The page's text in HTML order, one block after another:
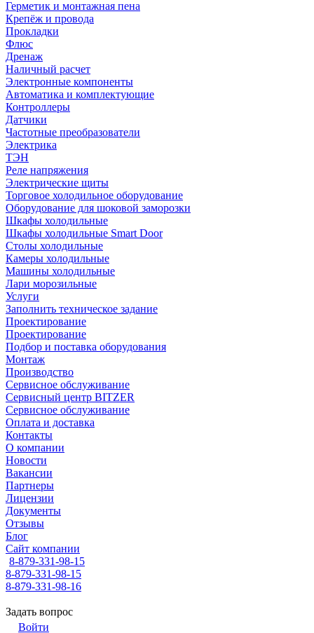
Герметик и монтажная пена
Крепёж и провода
Прокладки
Флюс
Дренаж
Наличный расчет
Электронные компоненты
Автоматика и комплектующие
Контроллеры
Датчики
Частотные преобразователи
Электрика
ТЭН
Реле напряжения
Электрические щиты
Торговое холодильное оборудование
Оборудование для шоковой заморозки
Шкафы холодильные
Шкафы холодильные Smart Door
Столы холодильные
Камеры холодильные
Машины холодильные
Лари морозильные
Услуги
Заполнить техническое задание
Проектирование
Проектирование
Подбор и поставка оборудования
Монтаж
Производство
Сервисное обслуживание
Сервисный центр BITZER
Сервисное обслуживание
Оплата и доставка
Контакты
О компании
Новости
Вакансии
Партнеры
Лицензии
Документы
Отзывы
Блог
Сайт компании
8-879-331-98-15
8-879-331-98-15
8-879-331-98-16
Задать вопрос
Войти